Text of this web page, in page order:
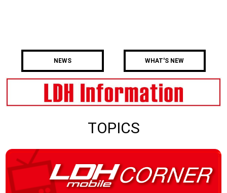
NEWS WHAT'S NEW
TOPICS